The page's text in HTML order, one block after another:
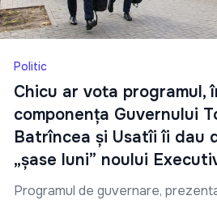
Politic
Chicu ar vota programul,
componența Guvernului
Batrîncea și Usatîi îi dau
„șase luni” noului
Programul de guvernare,